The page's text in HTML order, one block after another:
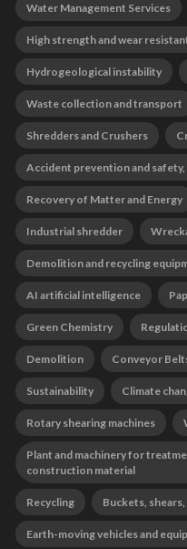
Water Management Services
High strength and wear
Hydrogeological instability
Waste collection and transport
Shredders and Crushers
Accident prevention and
Recovery of Matter and Energy
Industrial shredder
Demolition and recycling
AI artificial intelligence
Green Chemistry
Demolition Conveyor
Sustainability Climate
Rotary shearing machines
Plant and machinery for
construction material
Recycling Buckets,
Earth-moving vehicles and